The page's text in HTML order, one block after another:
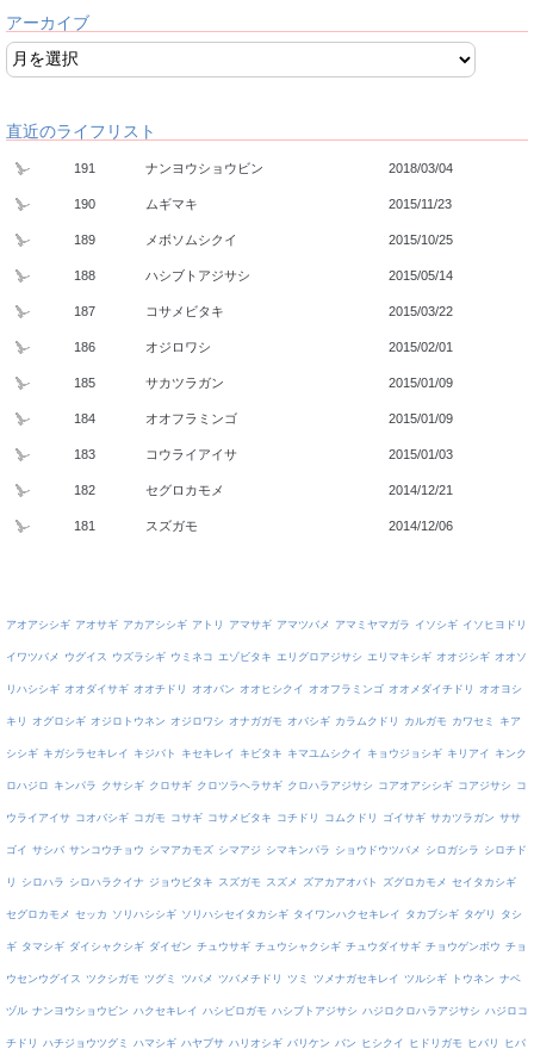
アーカイブ
直近のライフリスト
191 ナンヨウショウビン 2018/03/04
190 ムギマキ 2015/11/23
189 メボソムシクイ 2015/10/25
188 ハシブトアジサシ 2015/05/14
187 コサメビタキ 2015/03/22
186 オジロワシ 2015/02/01
185 サカツラガン 2015/01/09
184 オオフラミンゴ 2015/01/09
183 コウライアイサ 2015/01/03
182 セグロカモメ 2014/12/21
181 スズガモ 2014/12/06
アオアシシギ アオサギ アカアシシギ アトリ アマサギ アマツバメ アマミヤマガラ イソシギ イソヒヨドリ
イワツバメ ウグイス ウズラシギ ウミネコ エゾビタキ エリグロアジサシ エリマキシギ オオジシギ オオソ
リハシシギ オオダイサギ オオチドリ オオバン オオヒシクイ オオフラミンゴ オオメダイチドリ オオヨシ
キリ オグロシギ オジロトウネン オジロワシ オナガガモ オバシギ カラムクドリ カルガモ カワセミ キア
シシギ キガシラセキレイ キジバト キセキレイ キビタキ キマユムシクイ キョウジョシギ キリアイ キンク
ロハジロ キンパラ クサシギ クロサギ クロツラヘラサギ クロハラアジサシ コアオアシシギ コアジサシ コ
ウライアイサ コオバシギ コガモ コサギ コサメビタキ コチドリ コムクドリ ゴイサギ サカツラガン ササ
ゴイ サシバ サンコウチョウ シマアカモズ シマアジ シマキンパラ ショウドウツバメ シロガシラ シロチド
リ シロハラ シロハラクイナ ジョウビタキ スズガモ スズメ ズアカアオバト ズグロカモメ セイタカシギ
セグロカモメ セッカ ソリハシシギ ソリハシセイタカシギ タイワンハクセキレイ タカブシギ タゲリ タシ
ギ タマシギ ダイシャクシギ ダイゼン チュウサギ チュウシャクシギ チュウダイサギ チョウゲンボウ チョ
ウセンウグイス ツクシガモ ツグミ ツバメ ツバメチドリ ツミ ツメナガセキレイ ツルシギ トウネン ナベ
ヅル ナンヨウショウビン ハクセキレイ ハシビロガモ ハシブトアジサシ ハジロクロハラアジサシ ハジロコ
チドリ ハチジョウツグミ ハマシギ ハヤブサ ハリオシギ バリケン バン ヒシクイ ヒドリガモ ヒバリ ヒバ